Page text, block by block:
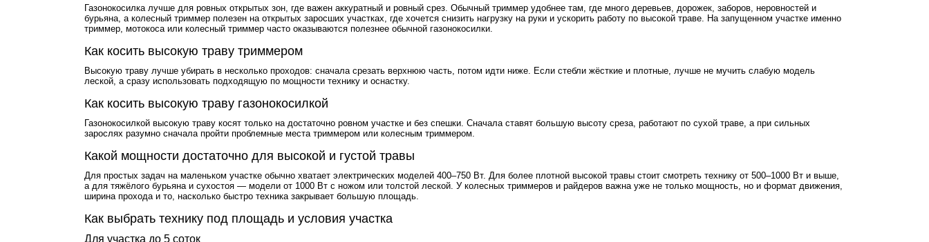
Газонокосилка лучше для ровных открытых зон, где важен аккуратный и ровный срез. Обычный триммер удобнее там, где много деревьев, дорожек, заборов, неровностей и
бурьяна, а колесный триммер полезен на открытых заросших участках, где хочется снизить нагрузку на руки и ускорить работу по высокой траве. На запущенном участке именно
триммер, мотокоса или колесный триммер часто оказываются полезнее обычной газонокосилки.
Как косить высокую траву триммером
Высокую траву лучше убирать в несколько проходов: сначала срезать верхнюю часть, потом идти ниже. Если стебли жёсткие и плотные, лучше не мучить слабую модель
леской, а сразу использовать подходящую по мощности технику и оснастку.
Как косить высокую траву газонокосилкой
Газонокосилкой высокую траву косят только на достаточно ровном участке и без спешки. Сначала ставят большую высоту среза, работают по сухой траве, а при сильных
зарослях разумно сначала пройти проблемные места триммером или колесным триммером.
Какой мощности достаточно для высокой и густой травы
Для простых задач на маленьком участке обычно хватает электрических моделей 400–750 Вт. Для более плотной высокой травы стоит смотреть технику от 500–1000 Вт и выше,
а для тяжёлого бурьяна и сухостоя — модели от 1000 Вт с ножом или толстой леской. У колесных триммеров и райдеров важна уже не только мощность, но и формат движения,
ширина прохода и то, насколько быстро техника закрывает большую площадь.
Как выбрать технику под площадь и условия участка
Для участка до 5 соток